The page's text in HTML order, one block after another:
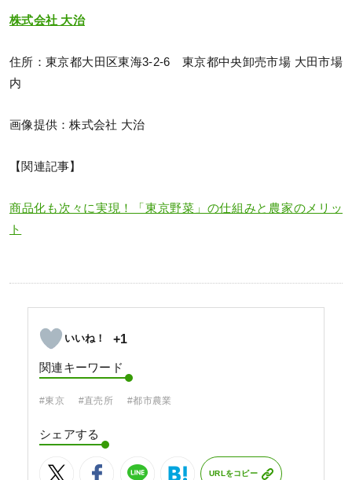
株式会社 大治
住所：東京都大田区東海3-2-6 東京都中央卸売市場 大田市場
内
画像提供：株式会社 大治
【関連記事】
商品化も次々に実現！「東京野菜」の仕組みと農家のメリッ
ト
+1
関連キーワード
#東京 #直売所 #都市農業
シェアする
URLをコピー